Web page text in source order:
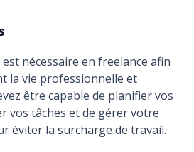
nécessaire en freelance afin
la vie professionnelle et
être capable de planifier vos
vos tâches et de gérer votre
éviter la surcharge de travail.